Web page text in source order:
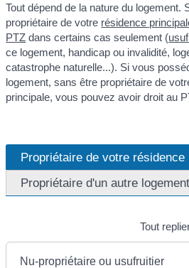
Tout dépend de la nature du logement.
propriétaire de votre résidence
PTZ dans certains cas seulement (
ce logement, handicap ou invalidité,
catastrophe naturelle...). Si vous
logement, sans être propriétaire de
principale, vous pouvez avoir droit au
Propriétaire de votre résidence
Propriétaire d'un autre logement
Tout
Nu-propriétaire ou usufruitier